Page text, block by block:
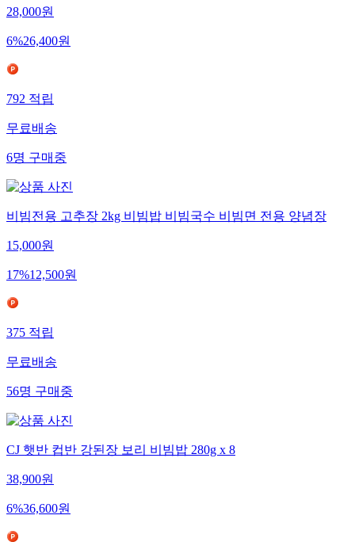
28,000원
6%26,400원
792적립
무료배송
6명구매중
비빔전용 고추장 2kg 비빔밥 비빔국수 비빔면 전용 양념장
15,000원
17%12,500원
375적립
무료배송
56명구매중
CJ 햇반 컵반 강된장 보리 비빔밥 280g x 8
38,900원
6%36,600원